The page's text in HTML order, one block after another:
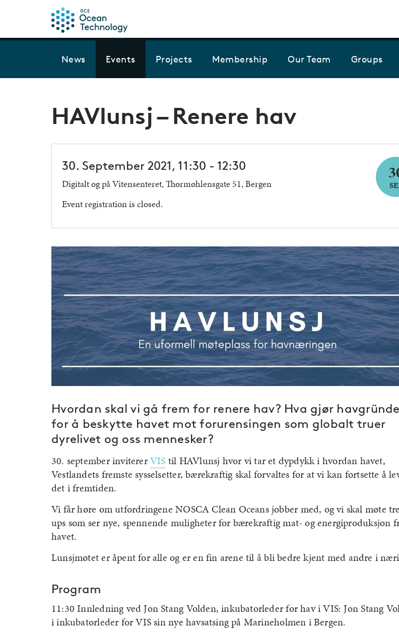
News Events Projects Membership Our Team Groups
HAVlunsj – Renere hav
30. September 2021, 11:30 - 12:30
Digitalt og på Vitensenteret, Thormøhlensgate 51, Bergen
Event registration is closed.
Hvordan skal vi gå frem for renere hav? Hva gjør
for å beskytte havet mot forurensingen som globalt truer
dyrelivet og oss mennesker?
30. september invitererVIS til HAVlunsj hvor vi tar et dypdykk i hvordan havet,
Vestlandets fremste sysselsetter, bærekraftig skal forvaltes for at vi kan fortsette å
det i fremtiden.
Vi får høre om utfordringene NOSCA Clean Oceans jobber med, og vi skal møte
ups som ser nye, spennende muligheter for bærekraftig mat- og energiproduksjon
havet.
Lunsjmøtet er åpent for alle og er en fin arene til å bli bedre kjent med andre i
Program
11:30 Innledning ved Jon Stang Volden, inkubatorleder for hav i VIS: Jon Stang
i inkubatorleder for VIS sin nye havsatsing på Marineholmen i Bergen.